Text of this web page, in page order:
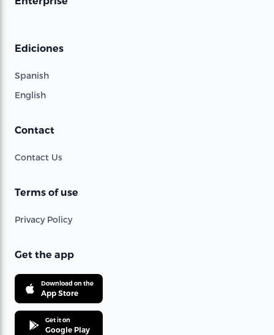
Ediciones
Spanish
English
Contact
Contact Us
Terms of use
Privacy Policy
Get the app
Download on the
App Store
Get it on
Google Play